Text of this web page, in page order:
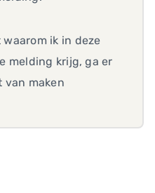
ik in deze
melding krijg, ga er
van maken